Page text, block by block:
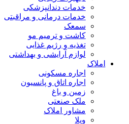
خدمات دندانپزشکی
خدمات درمانی و مراقبتی
سمعک
کاشت و ترمیم مو
تغذیه و رژیم غذایی
لوازم آرایشی و بهداشتی
املاک
اجاره مسکونی
اجاره اتاق و پانسیون
زمین و باغ
ملک صنعتی
مشاور املاک
ویلا